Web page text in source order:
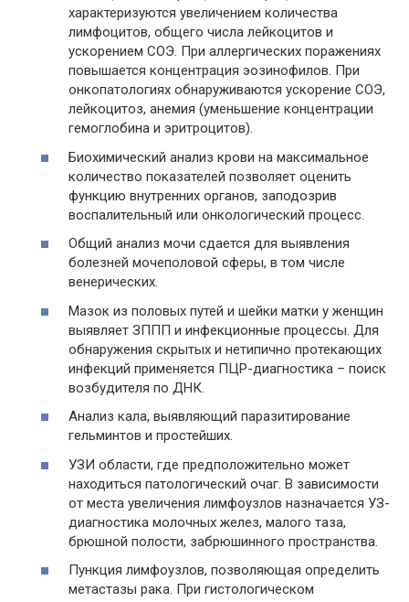
характеризуются увеличением количества
лимфоцитов, общего числа лейкоцитов и
ускорением СОЭ. При аллергических поражениях
повышается концентрация эозинофилов. При
онкопатологиях обнаруживаются ускорение СОЭ,
лейкоцитоз, анемия (уменьшение концентрации
гемоглобина и эритроцитов).
Биохимический анализ крови на максимальное
количество показателей позволяет оценить
функцию внутренних органов, заподозрив
воспалительный или онкологический процесс.
Общий анализ мочи сдается для выявления
болезней мочеполовой сферы, в том числе
венерических.
Мазок из половых путей и шейки матки у женщин
выявляет ЗППП и инфекционные процессы. Для
обнаружения скрытых и нетипично протекающих
инфекций применяется ПЦР-диагностика – поиск
возбудителя по ДНК.
Анализ кала, выявляющий паразитирование
гельминтов и простейших.
УЗИ области, где предположительно может
находиться патологический очаг. В зависимости
от места увеличения лимфоузлов назначается УЗ-
диагностика молочных желез, малого таза,
брюшной полости, забрюшинного пространства.
Пункция лимфоузлов, позволяющая определить
метастазы рака. При гистологическом